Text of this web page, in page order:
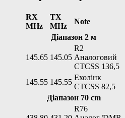
RX
MHz
TX
MHz
Note
Діапазон 2 м
145.65 145.05
R2
Аналоговий
CTCSS 136,5
145.55 145.55
Ехолінк
CTCSS 82,5
Діапазон 70 cm
R76